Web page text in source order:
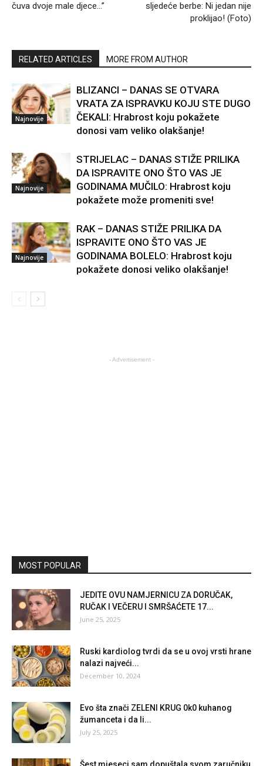
čuva dvoje male djece…”
sljedeće berbe: Ni jedan nije
proklijao! (Foto)
RELATED ARTICLES MORE FROM AUTHOR
Najnovije
BLIZANCI – DANAS SE OTVARA
VRATA ZA ISPRAVKU KOJU STE DUGO
ČEKALI: Hrabrost koju pokažete
donosi vam veliko olakšanje!
Najnovije
STRIJELAC – DANAS STIŽE PRILIKA
DA ISPRAVITE ONO ŠTO VAS JE
GODINAMA MUČILO: Hrabrost koju
pokažete može promeniti sve!
Najnovije
RAK – DANAS STIŽE PRILIKA DA
ISPRAVITE ONO ŠTO VAS JE
GODINAMA BOLELO: Hrabrost koju
pokažete donosi veliko olakšanje!
- Advertisement -
MOST POPULAR
JEDITE OVU NAMJERNICU ZA DORUČAK,
RUČAK I VEČERU I SMRŠAĆETE 17...
June 25, 2025
Ruski kardiolog tvrdi da se u ovoj vrsti hrane
nalazi najveći...
December 10, 2024
Evo šta znači ZELENI KRUG 0k0 kuhanog
žumanceta i da li...
July 25, 2025